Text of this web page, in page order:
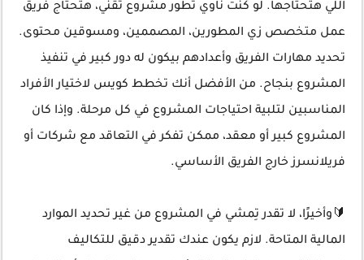
اللي هتحتاجها. لو كنت ناوي تطور مشروع تقني، هتحتاج فريق
عمل متخصص زي المطورين، المصممين، ومسوقين محتوى.
تحديد مهارات الفريق وأعدادهم بيكون له دور كبير في تنفيذ
المشروع بنجاح. من الأفضل أنك تخطط كويس لاختيار الأفراد
المناسبين لتلبية احتياجات المشروع في كل مرحلة. وإذا كان
المشروع كبير أو معقد، ممكن تفكر في التعاقد مع شركات أو
فريلانسرز خارج الفريق الأساسي.
🔰وأخيرًا، لا تقدر تِمشي في المشروع من غير تحديد الموارد
المالية المتاحة. لازم يكون عندك تقدير دقيق للتكاليف